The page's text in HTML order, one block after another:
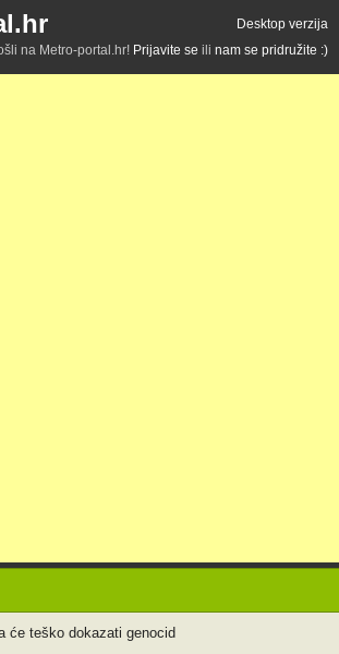
Desktop verzija
na Metro-portal.hr! Prijavite se ili nam se pridružite :)
će teško dokazati genocid